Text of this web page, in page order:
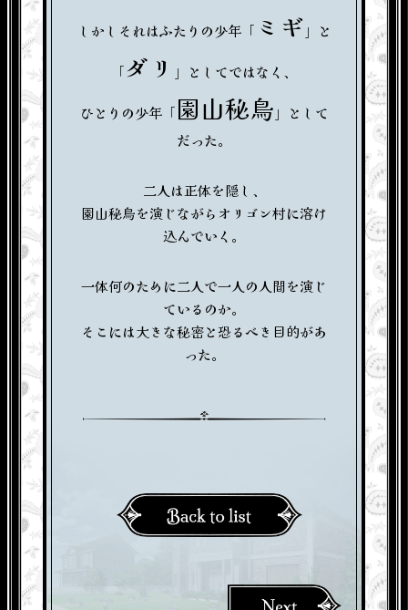
しかしそれはふたりの少年「 ミギ 」と
「ダリ 」としてではなく、
ひとりの少年「園山秘鳥 」として
だった。
二人は正体を隠し、
園山秘鳥を演じながらオリゴン村に溶け
込んでいく。
一体何のために二人で一人の人間を演じ
ているのか。
そこには大きな秘密と恐るべき目的があ
った。
NEXT